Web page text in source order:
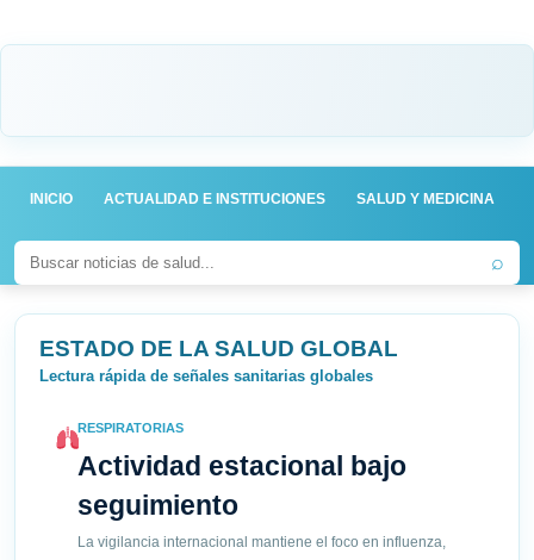
INICIO ACTUALIDAD E INSTITUCIONES SALUD Y MEDICINA
⌕
ESTADO DE LA SALUD GLOBAL
Lectura rápida de señales sanitarias globales
RESPIRATORIAS
Actividad estacional bajo
seguimiento
La vigilancia internacional mantiene el foco en influenza,